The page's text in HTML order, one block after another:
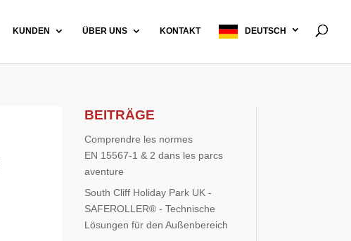
KUNDEN ÜBER UNS KONTAKT DEUTSCH
BEITRÄGE
Comprendre les normes
EN 15567-1 & 2 dans les parcs
aventure
South Cliff Holiday Park UK -
SAFEROLLER® - Technische
Lösungen für den Außenbereich